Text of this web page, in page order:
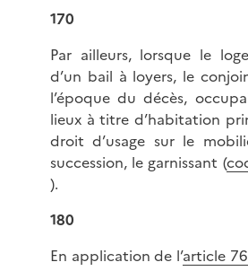
170
Par ailleurs, lorsque le
d’un bail à loyers, le
l’époque du décès,
lieux à titre d’habitation
droit d’usage sur le
succession, le garnissant (
).
180
En application de l’article